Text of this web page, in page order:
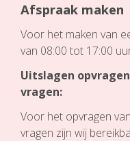
Afspraak maken
Voor het maken van
van 08:00 tot 17:00
Uitslagen
vragen:
Voor het opvragen
vragen zijn wij